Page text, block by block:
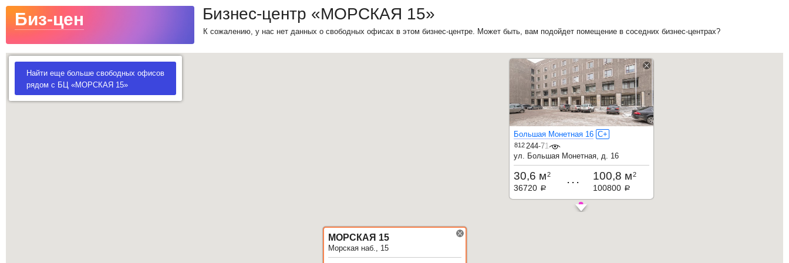
Биз-цен Бизнес-центр «МОРСКАЯ 15»
К сожалению, у нас нет данных о свободных офисах в этом бизнес-центре. Может быть, вам подойдет помещение в соседних бизнес-центрах?
МОРСКАЯ 15
Морская наб., 15
Большая Монетная 16 C+
812 244-71-32
ул. Большая Монетная, д. 16
30,6 м2
36720 a
... 100,8 м2
100800 a
Найти еще больше свободных офисов
рядом с БЦ «МОРСКАЯ 15»